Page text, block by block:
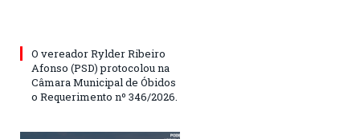
O vereador Rylder Ribeiro
Afonso (PSD) protocolou na
Câmara Municipal de Óbidos
o Requerimento nº 346/2026.